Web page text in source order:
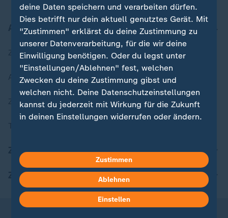
Aktuell bei ZDFheute
Zuletzt veröffentlicht
Aktuelle Sendungs-Videos
ZDFheute Stories
ZDFheute Update
ZDFheute Apps
deine Daten speichern und verarbeiten dürfen.
Dies betrifft nur dein aktuell genutztes Gerät. Mit
"Zustimmen" erklärst du deine Zustimmung zu
unserer Datenverarbeitung, für die wir deine
Einwilligung benötigen. Oder du legst unter
"Einstellungen/Ablehnen" fest, welchen
Zwecken du deine Zustimmung gibst und
welchen nicht. Deine Datenschutzeinstellungen
kannst du jederzeit mit Wirkung für die Zukunft
in deinen Einstellungen widerrufen oder ändern.
Weitere Informationen findest du in unserer
Datenschutzerklärung.
Zustimmen
Ablehnen
Einstellen